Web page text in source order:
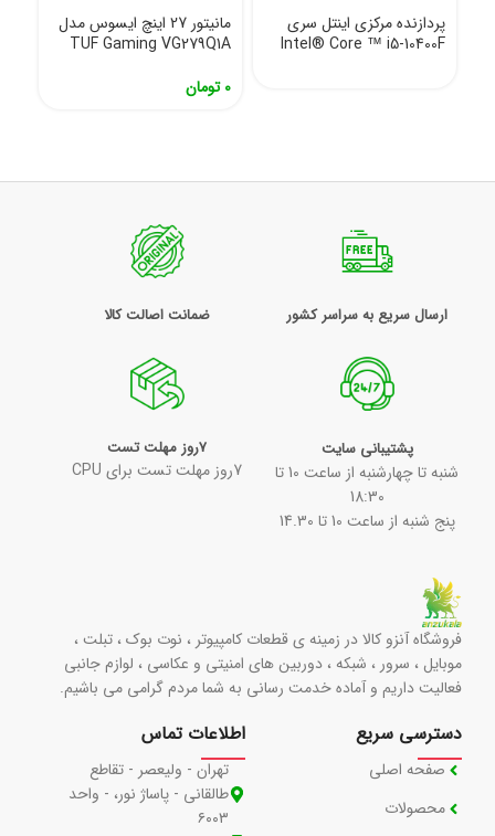
پردازنده مرکزی اینتل سری
Intel® Core ™ i5-10400F
مانیتور 27 اینچ ایسوس مدل
TUF Gaming VG279Q1A
0 تومان
ارسال سریع به سراسر کشور ضمانت اصالت کالا
پشتیبانی سایت
شنبه تا چهارشنبه از ساعت 10 تا
18:30
پنج شنبه از ساعت 10 تا 14.30
7روز مهلت تست
7روز مهلت تست برای CPU
فروشگاه آنزو کالا در زمینه ی قطعات کامپیوتر ، نوت بوک ، تبلت ،
موبایل ، سرور ، شبکه ، دوربین های امنیتی و عکاسی ، لوازم جانبی
فعالیت داریم و آماده خدمت رسانی به شما مردم گرامی می باشیم.
دسترسی سریع
صفحه اصلی
محصولات
اطلاعات تماس
تهران - ولیعصر - تقاطع
طالقانی - پاساژ نور، - واحد
۶۰۰۳